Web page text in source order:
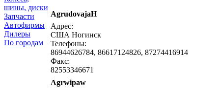
шины, диски
Запчасти
Автофирмы
Дилеры
По городам
AgrudovajaH
Адрес:
США Ногинск
Телефоны:
86944626784, 86617124826, 87274416914
Факс:
82553346671
Agrwipaw